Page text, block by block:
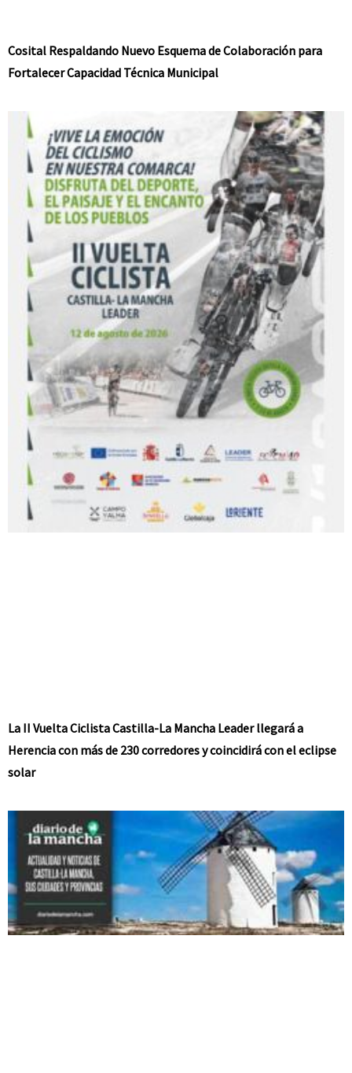
Cosital Respaldando Nuevo Esquema de Colaboración para
Fortalecer Capacidad Técnica Municipal
La II Vuelta Ciclista Castilla-La Mancha Leader llegará a
Herencia con más de 230 corredores y coincidirá con el eclipse
solar